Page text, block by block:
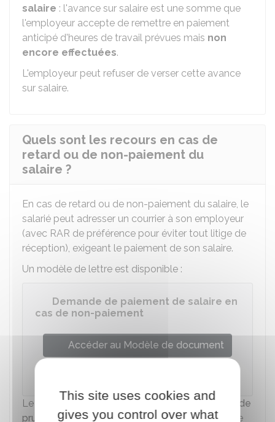
salaire : l'avance sur salaire est une somme que
l'employeur accepte de remettre en paiement
anticipé d'heures de travail prévues mais non
encore effectuées.
L'employeur peut refuser de verser cette avance
sur salaire.
Quels sont les recours en cas de
retard ou de non-paiement du
salaire ?
En cas de retard ou de non-paiement du salaire, le
salarié peut adresser un courrier à son employeur
(avec RAR de préférence pour éviter tout litige de
réception), exigeant le paiement de son salaire.
Un modèle de lettre est disponible :
Demande de paiement de salaire en
cas de non-paiement
Accéder au Modèle de document
Le salarié peut également s'adresser auconseil de
prud'hommes (CPH) pour obtenir le paiement de
This site uses cookies and
gives you control over what